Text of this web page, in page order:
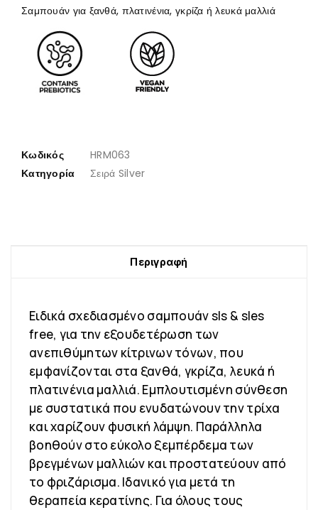
Σαμπουάν για ξανθά, πλατινένια, γκρίζα ή λευκά μαλλιά
Κωδικός
HRM063
Κατηγορία
Σειρά Silver
Περιγραφή
Ειδικά σχεδιασμένο σαμπουάν sls & sles
free, για την εξουδετέρωση των
ανεπιθύμητων κίτρινων τόνων, που
εμφανίζονται στα ξανθά, γκρίζα, λευκά ή
πλατινένια μαλλιά. Εμπλουτισμένη σύνθεση
με συστατικά που ενυδατώνουν την τρίχα
και χαρίζουν φυσική λάμψη. Παράλληλα
βοηθούν στο εύκολο ξεμπέρδεμα των
βρεγμένων μαλλιών και προστατεύουν από
το φριζάρισμα. Ιδανικό για μετά τη
θεραπεία κερατίνης. Για όλους τους